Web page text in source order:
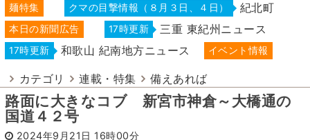
麺特集 クマの目撃情報（８月３日、４日） 紀北町
本日の新聞広告 17時更新 三重 東紀州ニュース
17時更新 和歌山 紀南地方ニュース イベント情報
カテゴリ 連載・特集 備えあれば
路面に大きなコブ 新宮市神倉～大橋通の
国道４２号
2024年9月21日 16時00分